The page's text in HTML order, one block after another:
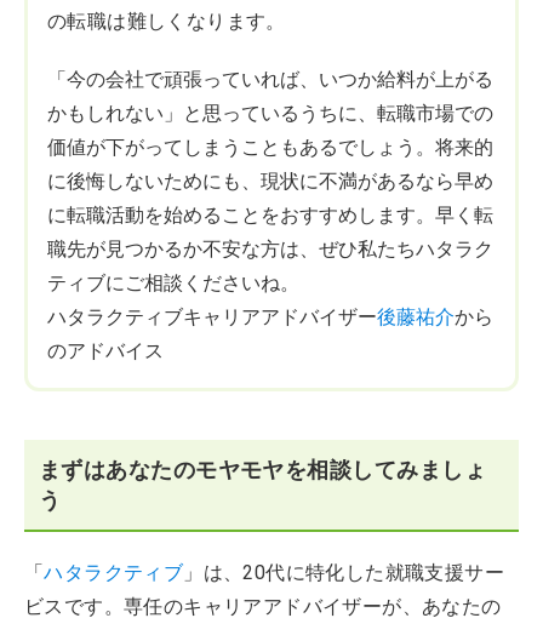
の転職は難しくなります。
「今の会社で頑張っていれば、いつか給料が上がる
かもしれない」と思っているうちに、転職市場での
価値が下がってしまうこともあるでしょう。将来的
に後悔しないためにも、現状に不満があるなら早め
に転職活動を始めることをおすすめします。早く転
職先が見つかるか不安な方は、ぜひ私たちハタラク
ティブにご相談くださいね。
ハタラクティブキャリアアドバイザー後藤祐介から
のアドバイス
まずはあなたのモヤモヤを相談してみましょ
う
「ハタラクティブ 」は、20代に特化した就職支援サー
ビスです。専任のキャリアアドバイザーが、あなたの